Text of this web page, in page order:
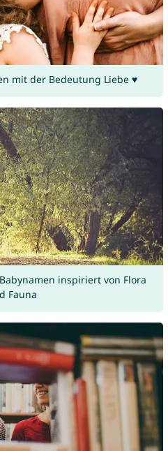
mit der Bedeutung Liebe ♥
inspiriert von Flora
Fauna